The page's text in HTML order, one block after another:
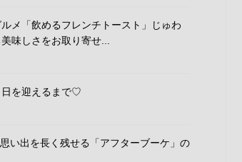
メ「飲めるフレンチトースト」じゅわ
味しさをお取り寄せ...
日を迎えるまで♡
思い出を長く残せる「アフターブーケ」の